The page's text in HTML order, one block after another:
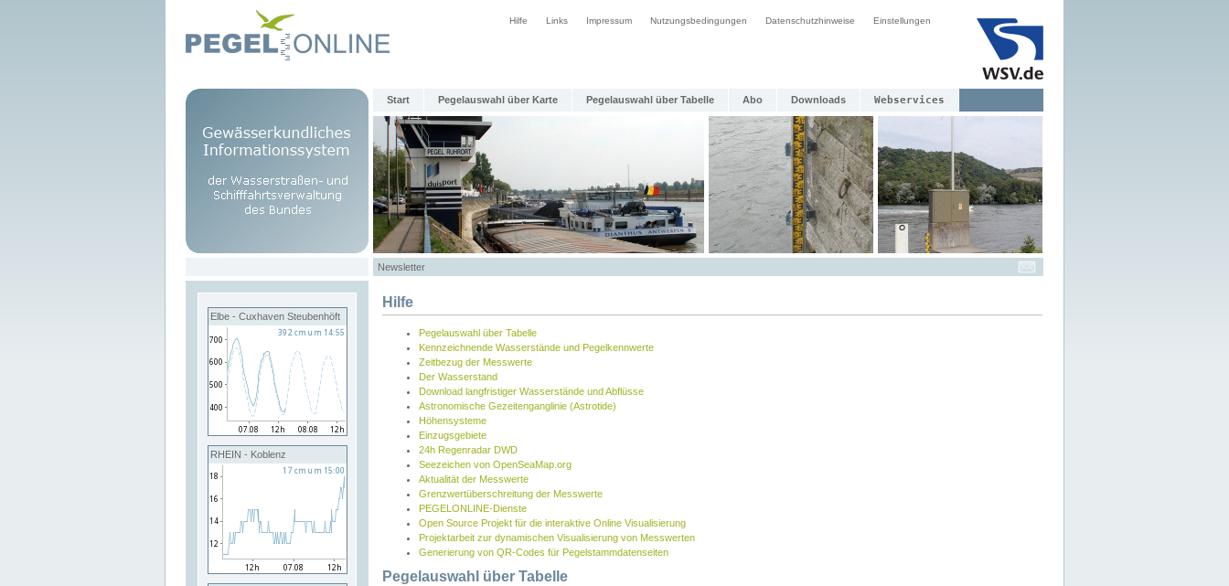
Hilfe Links Impressum Nutzungsbedingungen Datenschutzhinweise Einstellungen
Start Pegelauswahl über Karte Pegelauswahl über Tabelle Abo Downloads Webservices
Newsletter
Elbe - Cuxhaven Steubenhöft
RHEIN - Koblenz
Hilfe
Pegelauswahl über Tabelle
Kennzeichnende Wasserstände und Pegelkennwerte
Zeitbezug der Messwerte
Der Wasserstand
Download langfristiger Wasserstände und Abflüsse
Astronomische Gezeitenganglinie (Astrotide)
Höhensysteme
Einzugsgebiete
24h Regenradar DWD
Seezeichen von OpenSeaMap.org
Aktualität der Messwerte
Grenzwertüberschreitung der Messwerte
PEGELONLINE-Dienste
Open Source Projekt für die interaktive Online Visualisierung
Projektarbeit zur dynamischen Visualisierung von Messwerten
Generierung von QR-Codes für Pegelstammdatenseiten
Pegelauswahl über Tabelle